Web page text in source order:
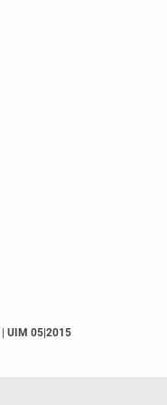
| UIM 05|2015